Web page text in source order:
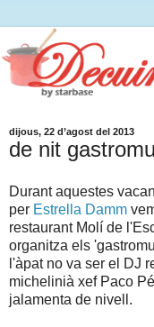
dijous, 22 d’agost del 2013
de nit
Durant aquestes
per Estrella Damm
restaurant Molí de
organitza els
l'àpat no va ser el DJ
michelinià xef Paco
jalamenta de nivell.